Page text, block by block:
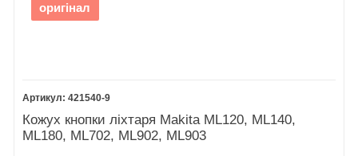
оригінал
421540-9
Кожух кнопки ліхтаря Makita ML120, ML140,
ML180, ML702, ML902, ML903